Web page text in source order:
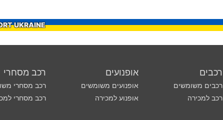
UKRAINE
רכבים
רכבים משומשים
רכב למכירה
אופנועים
אופנועים משומשים
אופנוע למכירה
רכב מסחרי
רכב מסחרי
רכב מסחרי